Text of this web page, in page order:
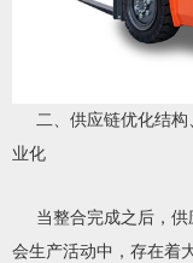
二、供应链优化结构
业化
当整合完成之后，供
会生产活动中，存在着